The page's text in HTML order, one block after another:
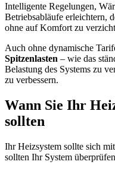
Intelligente Regelungen,
Betriebsabläufe erleichtern,
ohne auf Komfort zu
Auch ohne dynamische
Spitzenlasten – wie das
Belastung des Systems zu
zu verbessern.
Wann Sie Ihr
sollten
Ihr Heizsystem sollte sich
sollten Ihr System